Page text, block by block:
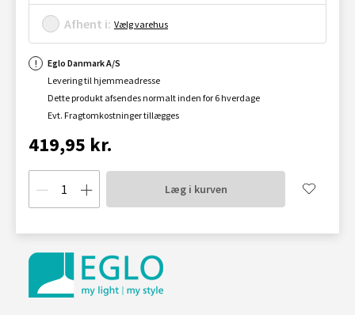
Afhent i: Vælg varehus
Eglo Danmark A/S
Levering til hjemmeadresse
Dette produkt afsendes normalt inden for 6 hverdage
Evt. Fragtomkostninger tillægges
419,95 kr.
Læg i kurven